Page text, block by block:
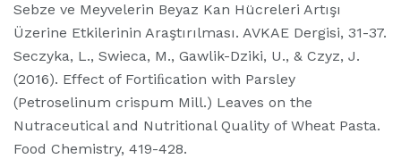
Sebze ve Meyvelerin Beyaz Kan Hücreleri Artışı
Üzerine Etkilerinin Araştırılması. AVKAE Dergisi, 31-37.
Seczyka, L., Swieca, M., Gawlik-Dziki, U., & Czyz, J.
(2016). Effect of Fortiﬁcation with Parsley
(Petroselinum crispum Mill.) Leaves on the
Nutraceutical and Nutritional Quality of Wheat Pasta.
Food Chemistry, 419-428.